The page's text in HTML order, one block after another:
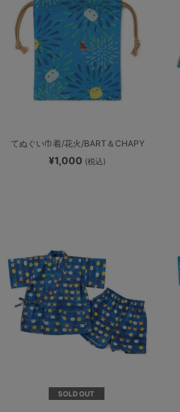
てぬぐい巾着/花火/BART＆CHAPY
¥1,000 (税込)
SOLD OUT